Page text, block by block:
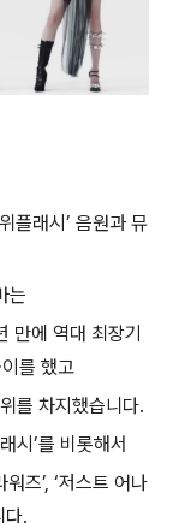
위플래시 ’ 음원과 뮤
는
만에 역대 최장기
를 했고
위를 차지했습니다.
시 ’를 비롯해서
워즈’, ‘저스트 어나
다.